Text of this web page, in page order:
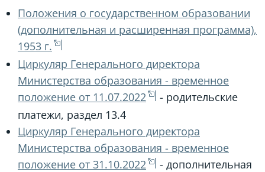
Положения о государственном образовании
(дополнительная и расширенная программа),
1953 г.
Циркуляр Генерального директора
Министерства образования - временное
положение от 11.07.2022
- родительские
платежи, раздел 13.4
Циркуляр Генерального директора
Министерства образования - временное
положение от 31.10.2022
- дополнительная